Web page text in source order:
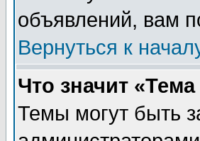
объявлений, вам
Вернуться к
Что значит
Темы могут быть